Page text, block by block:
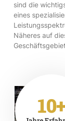
sind die
eines
Näheres auf
10+